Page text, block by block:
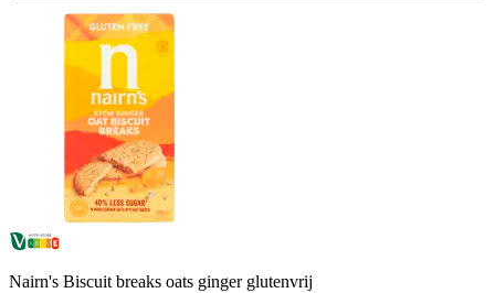
Nairn's Biscuit breaks oats ginger glutenvrij